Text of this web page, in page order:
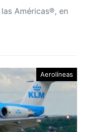
Américas®, en
Aerolíneas